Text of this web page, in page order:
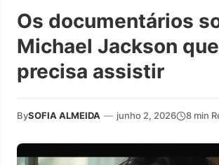
Os documentários
Michael Jackson
precisa assistir
BySOFIA ALMEIDA — junho 2, 2026 8 min